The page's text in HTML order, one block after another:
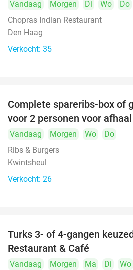
food
Vandaag Morgen Di Wo
Do
Chopras Indian Restaurant
Den Haag
Verkocht: 35
Complete spareribs-box of
voor 2 personen voor afhaal
Vandaag Morgen Wo
Do
Ribs & Burgers
Kwintsheul
Verkocht: 26
Turks 3- of 4-gangen
Restaurant & Café
Vandaag Morgen Ma Di Wo